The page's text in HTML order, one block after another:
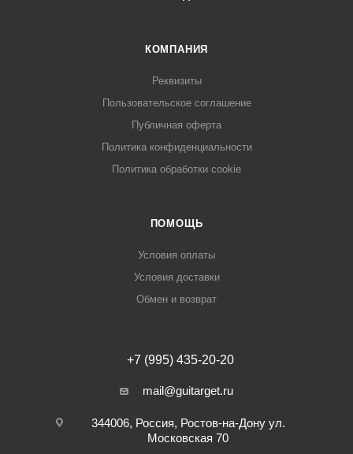
КОМПАНИЯ
Реквизиты
Пользовательское соглашение
Публичная оферта
Политика конфиденциальности
Политика обработки cookie
ПОМОЩЬ
Условия оплаты
Условия доставки
Обмен и возврат
+7 (995) 435-20-20
mail@guitarget.ru
344006, Россия, Ростов-на-Дону ул.
Московская 70